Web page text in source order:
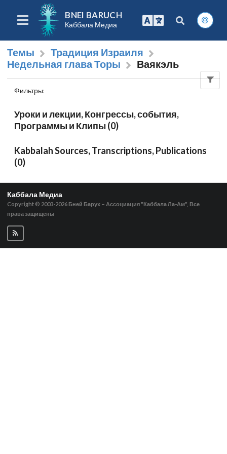
BNEI BARUCH
Каббала Медиа
Темы
Традиция Израиля
Недельная глава Торы
Ваякэль
Фильтры:
Уроки и лекции, Конгрессы, события,
Программы и Клипы (0)
Kabbalah Sources, Transcriptions, Publications
(0)
Каббала Медиа
Copyright © 2003-2026 Бней Барух – Ассоциация "Каббала Ла-Ам", Все
права защищены